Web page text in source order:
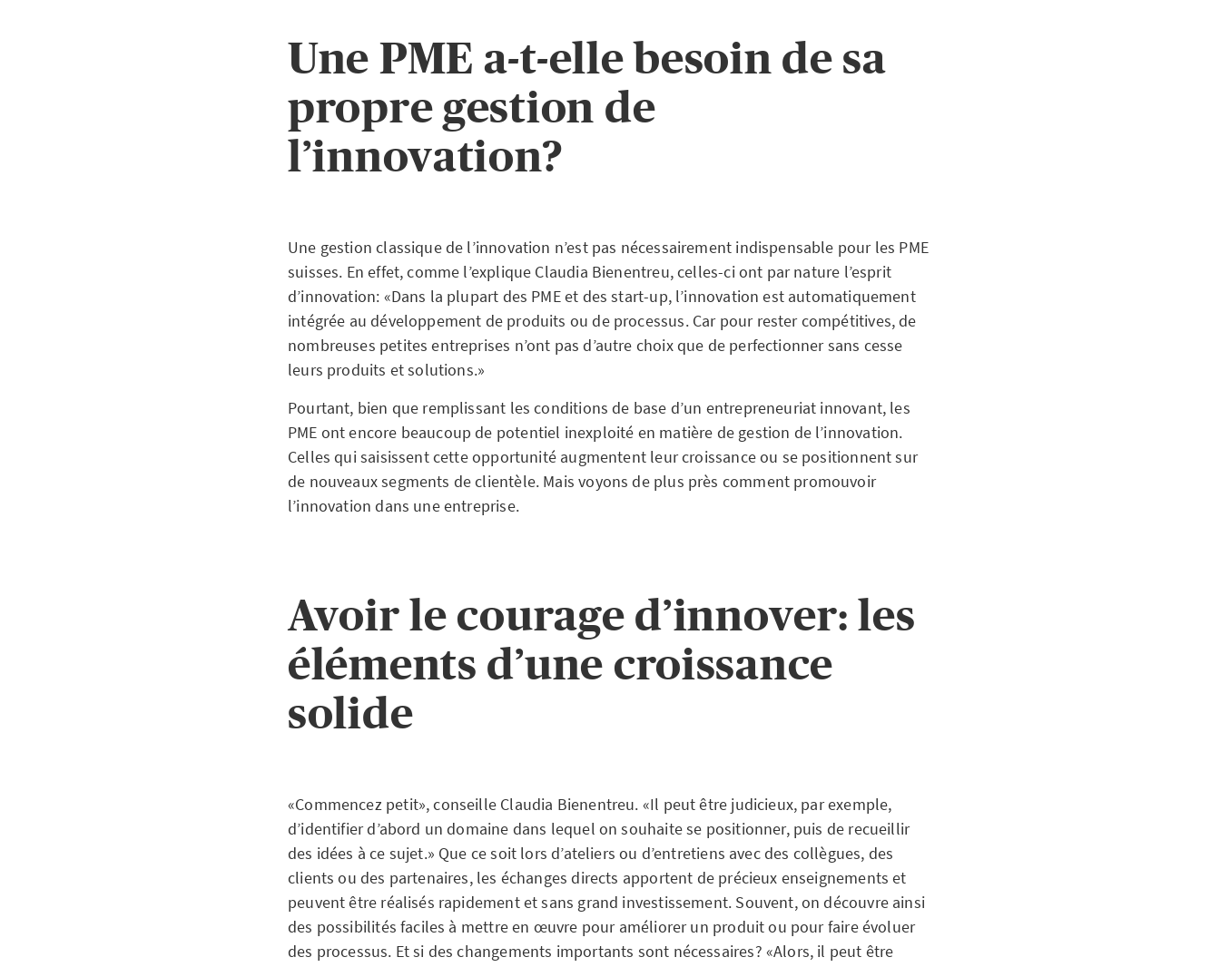
Une PME a-t-elle besoin de sa
propre gestion de
l’innovation?
Une gestion classique de l’innovation n’est pas nécessairement indispensable pour les PME
suisses. En effet, comme l’explique Claudia Bienentreu, celles-ci ont par nature l’esprit
d’innovation: «Dans la plupart des PME et des start-up, l’innovation est automatiquement
intégrée au développement de produits ou de processus. Car pour rester compétitives, de
nombreuses petites entreprises n’ont pas d’autre choix que de perfectionner sans cesse
leurs produits et solutions.»
Pourtant, bien que remplissant les conditions de base d’un entrepreneuriat innovant, les
PME ont encore beaucoup de potentiel inexploité en matière de gestion de l’innovation.
Celles qui saisissent cette opportunité augmentent leur croissance ou se positionnent sur
de nouveaux segments de clientèle. Mais voyons de plus près comment promouvoir
l’innovation dans une entreprise.
Avoir le courage d’innover: les
éléments d’une croissance
solide
«Commencez petit», conseille Claudia Bienentreu. «Il peut être judicieux, par exemple,
d’identifier d’abord un domaine dans lequel on souhaite se positionner, puis de recueillir
des idées à ce sujet.» Que ce soit lors d’ateliers ou d’entretiens avec des collègues, des
clients ou des partenaires, les échanges directs apportent de précieux enseignements et
peuvent être réalisés rapidement et sans grand investissement. Souvent, on découvre ainsi
des possibilités faciles à mettre en œuvre pour améliorer un produit ou pour faire évoluer
des processus. Et si des changements importants sont nécessaires? «Alors, il peut être